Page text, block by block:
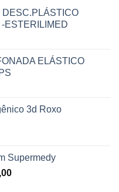
ESTERILIMED
ELÁSTICO
3d Roxo
Supermedy
O